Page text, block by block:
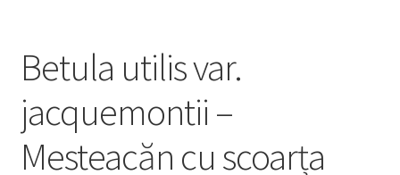
Betula utilis var.
jacquemontii –
Mesteacăn cu scoarța